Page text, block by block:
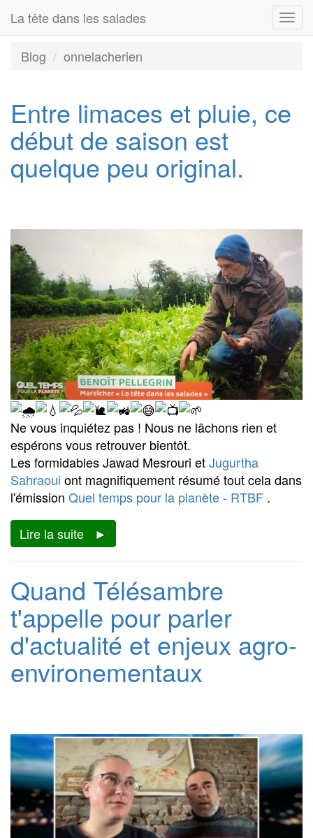
La tête dans les salades
Blog onnelacherien
Entre limaces et pluie, ce
début de saison est
quelque peu original.
Ne vous inquiétez pas ! Nous ne lâchons rien et
espérons vous retrouver bientôt.
Les formidables Jawad Mesrouri etJugurtha
Sahraoui ont magnifiquement résumé tout cela dans
l'émission Quel temps pour la planète - RTBF .
Lire la suite
Quand Télésambre
t'appelle pour parler
d'actualité et enjeux agro-
environementaux